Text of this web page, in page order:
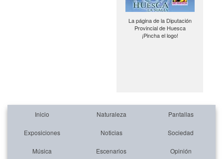
La página de la Diputación
Provincial de Huesca
¡Pincha el logo!
Inicio Naturaleza Pantallas
Exposiciones Noticias Sociedad
Música Escenarios Opinión